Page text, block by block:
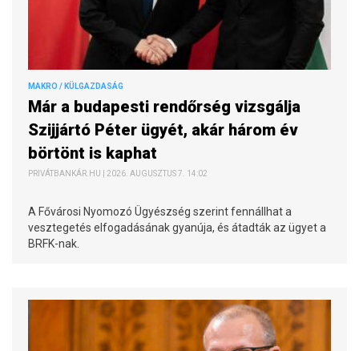
MAKRO / KÜLGAZDASÁG
Már a budapesti rendőrség vizsgálja
Szijjártó Péter ügyét, akár három év
börtönt is kaphat
PRIVÁTBANKÁR.HU | 2026. AUGUSZTUS 7. 14:02
A Fővárosi Nyomozó Ügyészség szerint fennállhat a
vesztegetés elfogadásának gyanúja, és átadták az ügyet a
BRFK-nak.